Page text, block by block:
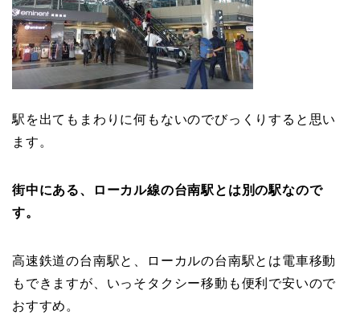
駅を出てもまわりに何もないのでびっくりすると思い
ます。
街中にある、ローカル線の台南駅とは別の駅なので
す。
高速鉄道の台南駅と、ローカルの台南駅とは電車移動
もできますが、いっそタクシー移動も便利で安いので
おすすめ。